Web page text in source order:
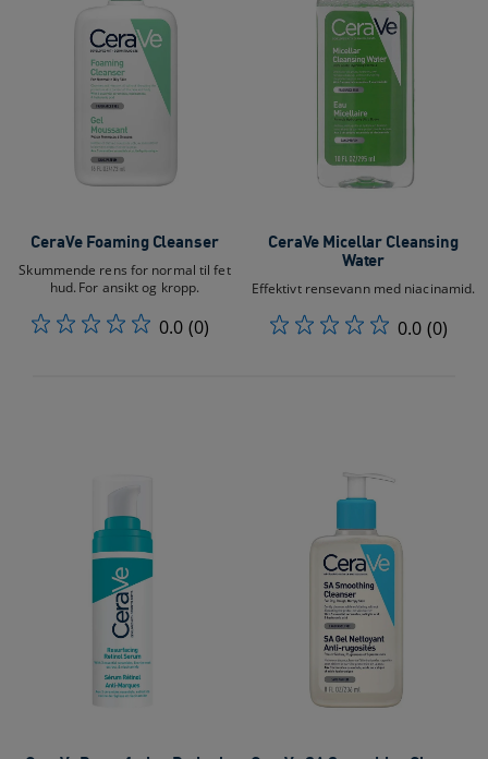
CeraVe Foaming Cleanser
Skummende rens for normal til fet
hud. For ansikt og kropp.​
0.0 (0)
CeraVe Micellar Cleansing
Water
Effektivt rensevann med niacinamid.
0.0 (0)